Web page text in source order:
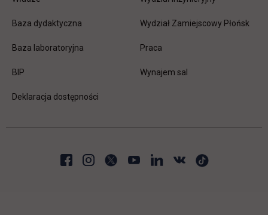
Baza dydaktyczna
Baza laboratoryjna
BIP
Deklaracja dostępności
Wydział Zamiejscowy Płońsk
Praca
Wynajem sal